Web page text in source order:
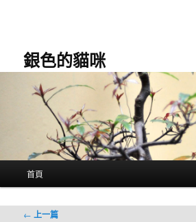
銀色的貓咪
首頁
文
← 上一篇